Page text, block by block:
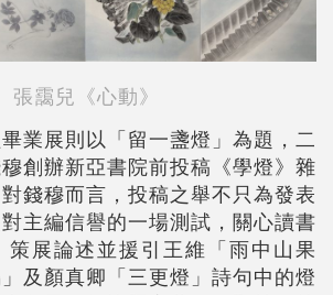
張靄兒《心動》
業展則以「留一盞燈」為題，二
創辦新亞書院前投稿《學燈》雜
錢穆而言，投稿之舉不只為發表
主編信譽的一場測試，關心讀書
策展論述並援引王維「雨中山果
及顏真卿「三更燈」詩句中的燈